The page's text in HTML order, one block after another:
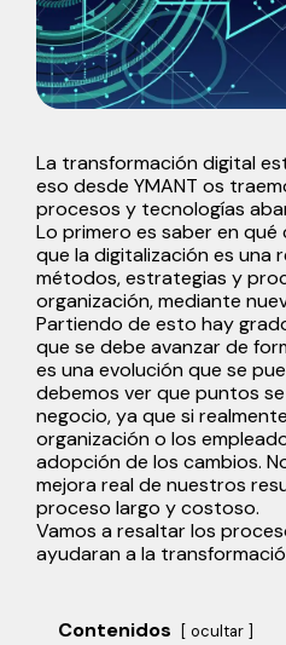
La transformación digital
eso desde YMANT os
procesos y tecnologías
Lo primero es saber en
que la digitalización es una
métodos, estrategias y
organización, mediante
Partiendo de esto hay
que se debe avanzar de
es una evolución que se
debemos ver que puntos
negocio, ya que si
organización o los
adopción de los cambios.
mejora real de nuestros
proceso largo y costoso.
Vamos a resaltar los
ayudaran a la
Contenidos ocultar